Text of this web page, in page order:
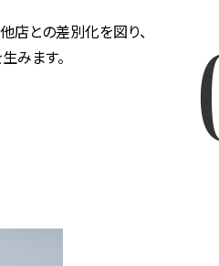
店との差別化を図り、
みます。